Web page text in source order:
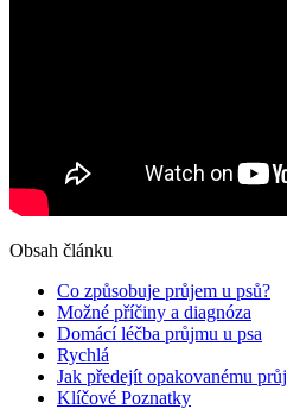
Obsah článku
Co způsobuje průjem u psů?
Možné příčiny a diagnóza
Domácí léčba průjmu u psa
Rychlá
Jak předejít opakovanému
Klíčové Poznatky